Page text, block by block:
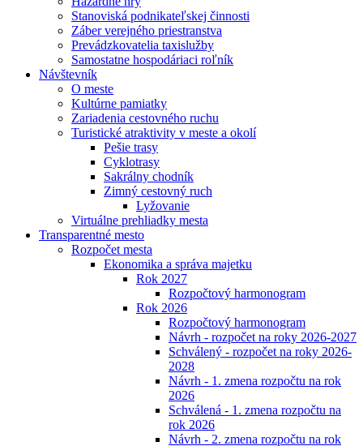
Stanoviská podnikateľskej činnosti
Záber verejného priestranstva
Prevádzkovatelia taxislužby
Samostatne hospodáriaci roľník
Návštevník
O meste
Kultúrne pamiatky
Zariadenia cestovného ruchu
Turistické atraktivity v meste a okolí
Pešie trasy
Cyklotrasy
Sakrálny chodník
Zimný cestovný ruch
Lyžovanie
Virtuálne prehliadky mesta
Transparentné mesto
Rozpočet mesta
Ekonomika a správa majetku
Rok 2027
Rozpočtový harmonogram
Rok 2026
Rozpočtový harmonogram
Návrh - rozpočet na roky 2026-2027
Schválený - rozpočet na roky 2026-
2028
Návrh - 1. zmena rozpočtu na rok
2026
Schválená - 1. zmena rozpočtu na
rok 2026
Návrh - 2. zmena rozpočtu na rok